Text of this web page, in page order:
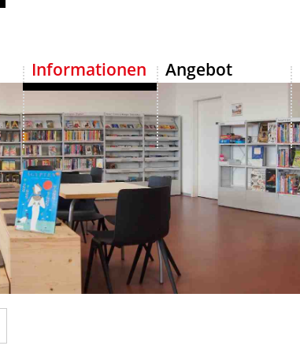
am Albis
Informationen Angebot